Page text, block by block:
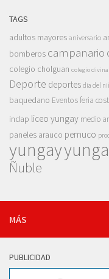
TAGS
adultos mayores aniversario
bomberos campanario
colegio cholguan colegio
Deporte deportes dia del
baquedano Eventosferia
indap liceo yungay medio
paneles arauco pemuco
yungay
Ñuble
MÁS
PUBLICIDAD